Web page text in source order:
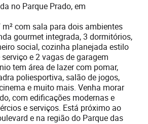
no Parque Prado, em
com sala para dois ambientes
gourmet integrada, 3 dormitórios,
social, cozinha planejada estilo
e 2 vagas de garagem
tem área de lazer com pomar,
poliesportiva, salão de jogos,
e muito mais. Venha morar
com edificações modernas e
e serviços. Está próximo ao
e na região do Parque das